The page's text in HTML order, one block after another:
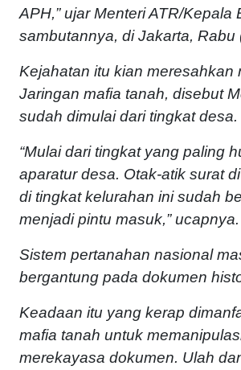
APH,” ujar Menteri ATR/Kepala
sambutannya, di Jakarta, Rabu
Kejahatan itu kian meresahkan
Jaringan mafia tanah, disebut
sudah dimulai dari tingkat desa.
“Mulai dari tingkat yang paling
aparatur desa. Otak-atik surat
di tingkat kelurahan ini sudah
menjadi pintu masuk,” ucapnya.
Sistem pertanahan nasional
bergantung pada dokumen
Keadaan itu yang kerap
mafia tanah untuk
merekayasa dokumen. Ulah